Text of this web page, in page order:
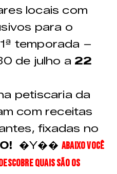
locais com
para o
temporada –
de julho a 22
petiscaria da
com receitas
fixadas no
�Y��Abaixo você
quais são os